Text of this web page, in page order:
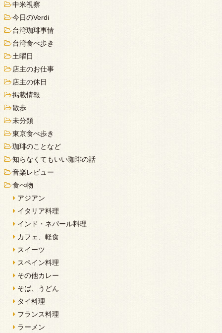
中米視察
今日のVerdi
台湾珈琲事情
台湾食べ歩き
土曜日
店主のお仕事
店主の休日
掲載情報
散歩
未分類
東京食べ歩き
珈琲のことなど
知らなくてもいい珈琲の話
音楽レビュー
食べ物
アジアン
イタリア料理
インド・ネパール料理
カフェ、軽食
スイーツ
スペイン料理
その他カレー
そば、うどん
タイ料理
フランス料理
ラーメン